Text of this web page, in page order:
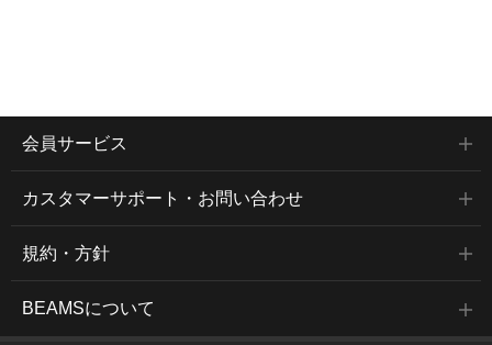
会員サービス
カスタマーサポート・お問い合わせ
規約・方針
BEAMSについて